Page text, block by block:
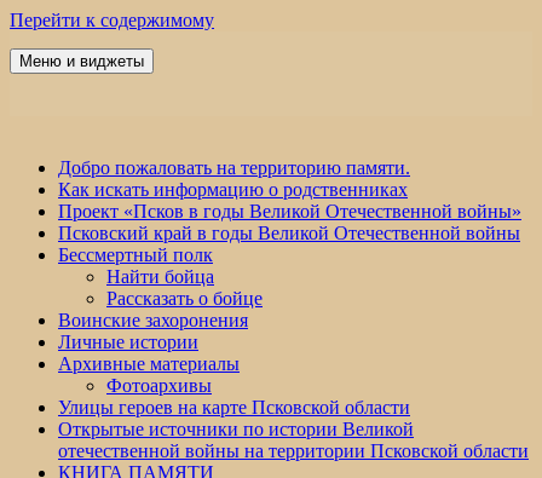
Перейти к содержимому
Победа 60
Меню и виджеты
Добро пожаловать на территорию памяти.
Как искать информацию о родственниках
Проект «Псков в годы Великой Отечественной войны»
Псковский край в годы Великой Отечественной войны
Бессмертный полк
Найти бойца
Рассказать о бойце
Воинские захоронения
Личные истории
Архивные материалы
Фотоархивы
Улицы героев на карте Псковской области
Открытые источники по истории Великой
отечественной войны на территории Псковской области
КНИГА ПАМЯТИ